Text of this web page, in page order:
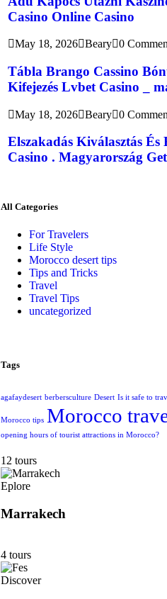
Casino Online Casino
May 18, 2026 Beary 0
Tábla Brango Cassino
Kifejezés Lvbet Casino _
May 18, 2026 Beary 0
Elszakadás Kiválasztás
Casino . Magyarország
All Categories
For Travelers
Life Style
Morocco desert tips
Tips and Tricks
Travel
Travel Tips
uncategorized
Tags
agafaydesert berbersculture Desert Is it safe to
Morocco tips Morocco
opening hours of tourist attractions in Morocco?
12 tours
Eplore
Marrakech
4 tours
Discover